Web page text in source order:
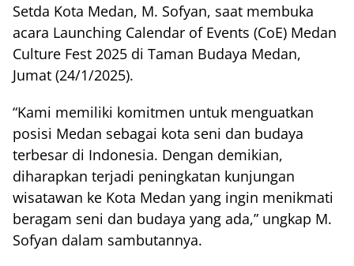
Setda Kota Medan, M. Sofyan, saat membuka
acara Launching Calendar of Events (CoE) Medan
Culture Fest 2025 di Taman Budaya Medan,
Jumat (24/1/2025).
“Kami memiliki komitmen untuk menguatkan
posisi Medan sebagai kota seni dan budaya
terbesar di Indonesia. Dengan demikian,
diharapkan terjadi peningkatan kunjungan
wisatawan ke Kota Medan yang ingin menikmati
beragam seni dan budaya yang ada,” ungkap M.
Sofyan dalam sambutannya.